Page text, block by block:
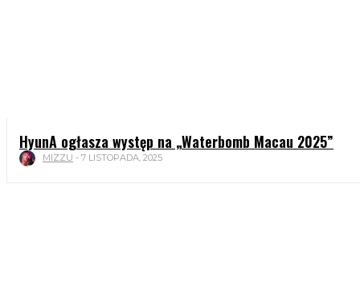
HyunA ogłasza występ na „Waterbomb Macau 2025”
MIZZU - 7 LISTOPADA, 2025